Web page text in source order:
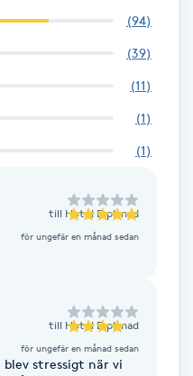
(94)
(39)
(11)
(1)
(1)
till Hotel Esplanad
för ungefär en månad sedan
till Hotel Esplanad
för ungefär en månad sedan
blev stressigt när vi